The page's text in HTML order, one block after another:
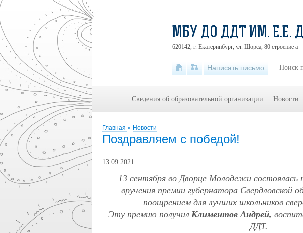
Главная » Новости
Поздравляем с победой!
13.09.2021
13 сентября во Дворце Молодежи
вручения премии губернатора Свердловской
поощрением для лучших школьников
Эту премию получил Климентов Андрей,
ДДТ.
МБУ ДО ДДТ ИМ. Е.Е.
620142, г. Екатеринбург, ул. Щорса, 80 строение а
Написать письмо
Сведения об образовательной организации Новости